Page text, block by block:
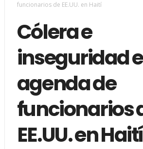
funcionarios de EE.UU. en Haití
Cólera e
inseguridad
agenda de
funcionarios
EE.UU. en Haití